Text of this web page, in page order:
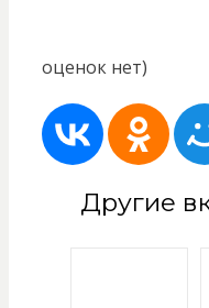
оценок нет)
Другие